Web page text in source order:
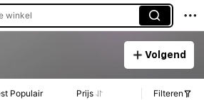
winkel
Volgend
Populair Prijs Filteren